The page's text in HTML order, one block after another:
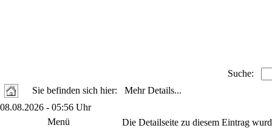
Suche:
Sie befinden sich hier: Mehr Details...
08.08.2026 - 05:56 Uhr
Menü
Die Detailseite zu diesem Eintrag